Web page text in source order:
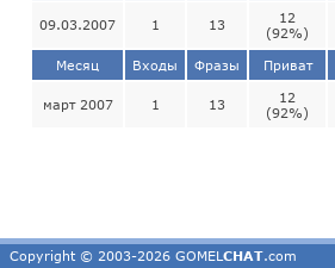
09.03.2007 1 13
12
(92%)
Месяц Входы Фразы Приват
март 2007 1 13
12
(92%)
Copyright © 2003-2026 GOMEL CHAT.com